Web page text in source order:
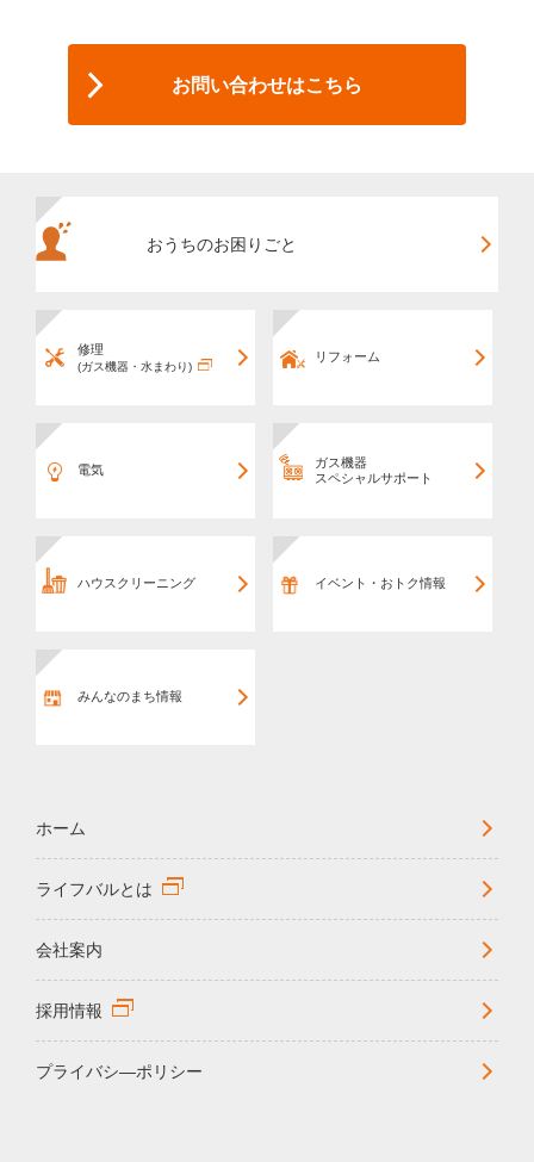
お問い合わせはこちら
おうちのお困りごと
修理
(ガス機器・水まわり)
リフォーム
電気
ガス機器
スペシャルサポート
ハウスクリーニング イベント・おトク情報
みんなのまち情報
ホーム
ライフバルとは
会社案内
採用情報
プライバシ―ポリシー